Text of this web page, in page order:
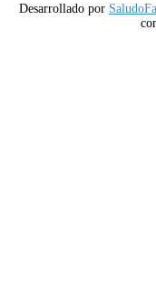
Desarrollado por